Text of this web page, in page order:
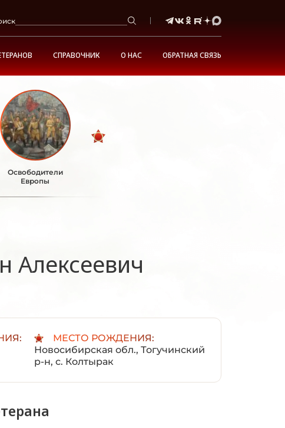
СПРАВОЧНИК О НАС ОБРАТНАЯ СВЯЗЬ
Освободители
Европы
Алексеевич
МЕСТО РОЖДЕНИЯ:
Новосибирская обл., Тогучинский
р-н, с. Колтырак